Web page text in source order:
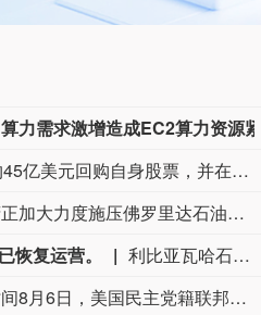
伯克希尔第二季度斥资约45亿美元回购自身股票，并在期内买入近200亿美元股票，显示首席执行官阿贝尔正将公司庞大的现金储备更多投入市场。 伯克希尔第一季度开始回购股票，为一年多来的首次。阿贝尔今年早些时候表示，公司重新启动回购，是因为管理层认为股票的“内在价值”高于其市场价格。 CFRA Research分析师Cathy Seifert表示：“投资者会受到回购举措的鼓舞。这也是Greg接掌公司并彰显其主导地位的一种方式。” 此次股票回购为股东带来了自2021年以来规模最大的季度资本回报。伯克希尔第二季度现金储备降至3655亿美元，低于前一季度的约3970亿美元。
特朗普政府正加大力度施压佛罗里达石油大亨、共和党捐赠人哈里·萨金特三世，要求其从委内瑞拉撤资。美国财政部周五冻结了萨金特旗下一家离岸公司的资产，该公司参与委内瑞拉石油开采业务。消息人士称，与此同时，财政部出具许可文件，准许他处置退出该企业的相关权益。美国财政部外国资产控制办公室对萨金特的蓝浪地产有限公司实施处罚，该公司目前按遭制裁状态开展业务。
复运营。
利比亚瓦哈石油公司称已控制扎库特-锡德拉管道的泄漏，经修复后已恢复运营。
当地时间8月6日，美国民主党籍联邦参议员克里斯·墨菲表示，总统特朗普通常会在周日晚上或周一早上，也就是股市开盘前，宣布美伊战事即将结束。但战火已持续了六个月。（澎湃）